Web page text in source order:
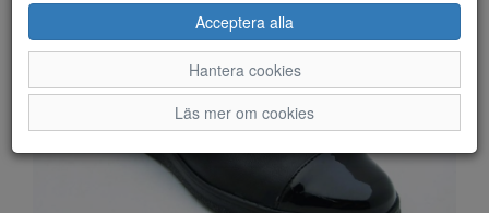
Acceptera alla
Hantera cookies
Läs mer om cookies